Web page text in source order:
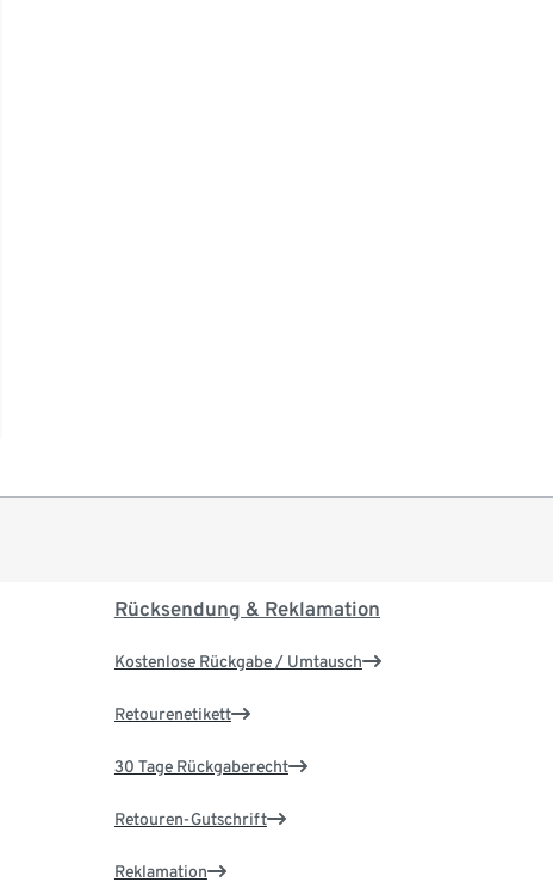
Rücksendung & Reklamation
Kostenlose Rückgabe / Umtausch
Retourenetikett
30 Tage Rückgaberecht
Retouren-Gutschrift
Reklamation